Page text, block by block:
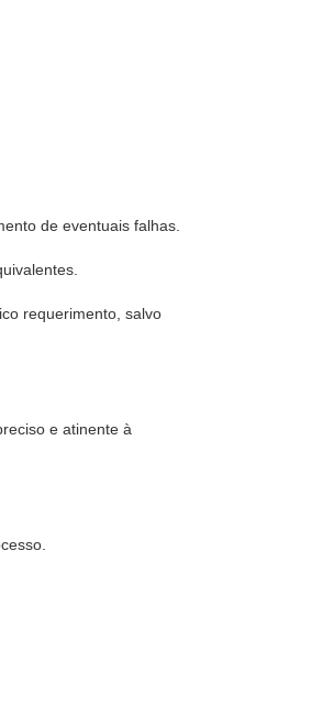
de eventuais falhas.
requerimento, salvo
e atinente à